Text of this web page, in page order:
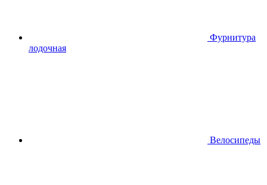
Фурнитура
лодочная
Велосипеды